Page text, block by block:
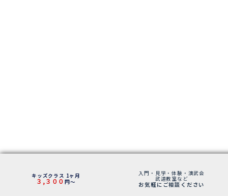
キッズクラス 1ヶ月
３,３００円～
入門・見学・体験・演武会
武道教室など
お気軽にご相談ください